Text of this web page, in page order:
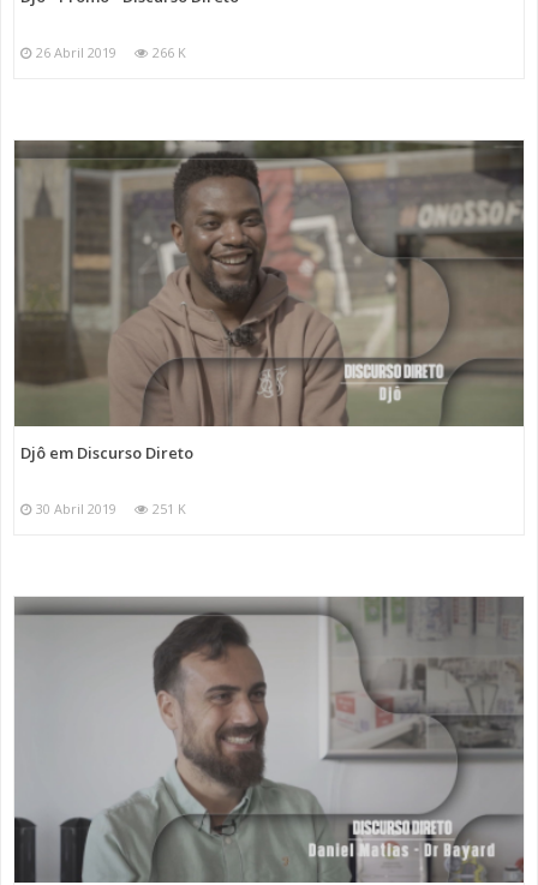
26 Abril 2019 266 K
Djô em Discurso Direto
30 Abril 2019 251 K